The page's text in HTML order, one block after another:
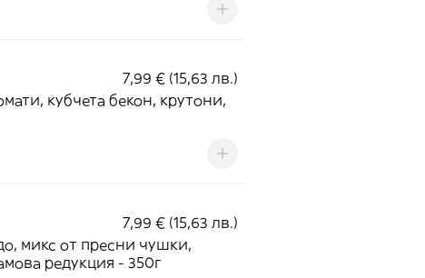
7,99 € (15,63 лв.)
кубчета бекон, крутони,
7,99 € (15,63 лв.)
микс от пресни чушки,
редукция - 350г